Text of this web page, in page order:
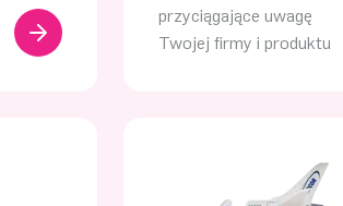
przyciągające uwagę
Twojej firmy i produktu